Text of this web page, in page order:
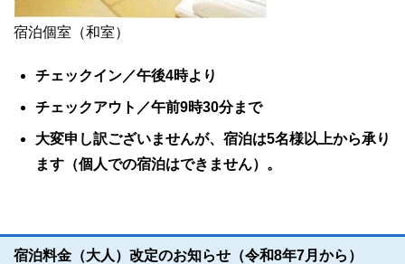
宿泊個室（和室）
チェックイン／午後4時より
チェックアウト／午前9時30分まで
大変申し訳ございませんが、宿泊は5名様以上から承り
ます（個人での宿泊はできません）。
宿泊料金（大人）改定のお知らせ（令和8年7月から）